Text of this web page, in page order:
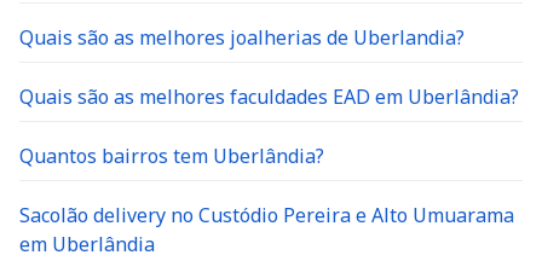
Quais são as melhores joalherias de Uberlandia?
Quais são as melhores faculdades EAD em Uberlândia?
Quantos bairros tem Uberlândia?
Sacolão delivery no Custódio Pereira e Alto Umuarama
em Uberlândia